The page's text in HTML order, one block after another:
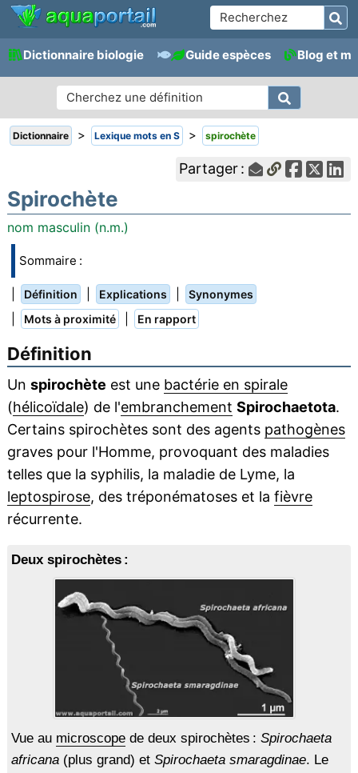
Dictionnaire biologie Guide espèces Blog et
Dictionnaire > Lexique mots en S > spirochète
Partager :
Spirochète
nom masculin (n.m.)
Sommaire :
Définition Explications Synonymes
Mots à proximité En rapport
Définition
Un spirochète est une bactérie en spirale
(hélicoïdale) de l'embranchement Spirochaetota.
Certains spirochètes sont des agents pathogènes
graves pour l'Homme, provoquant des maladies
telles que la syphilis, la maladie de Lyme, la
leptospirose, des tréponématoses et la fièvre
récurrente.
Deux spirochètes :
Vue au microscopede deux spirochètes : Spirochaeta
africana(plus grand) et Spirochaeta smaragdinae. Le